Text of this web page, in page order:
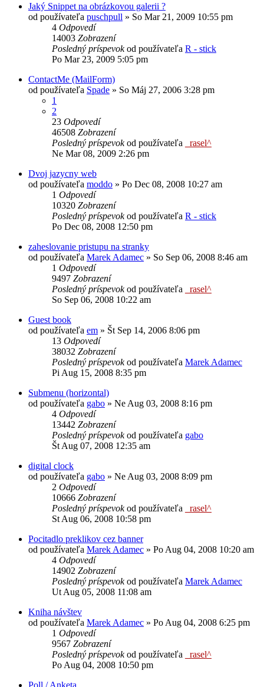
Jaký Snippet na obrázkovou galerii ?
od používateľa puschpull » So Mar 21, 2009 10:55 pm
4 Odpovedí
14003 Zobrazení
Posledný príspevokod používateľa R - stick
Po Mar 23, 2009 5:05 pm
ContactMe (MailForm)
od používateľa Spade » So Máj 27, 2006 3:28 pm
1
2
23 Odpovedí
46508 Zobrazení
Posledný príspevokod používateľa
_rasel^
Ne Mar 08, 2009 2:26 pm
Dvoj jazycny web
od používateľa moddo » Po Dec 08, 2008 10:27 am
1 Odpovedí
10320 Zobrazení
Posledný príspevokod používateľa R - stick
Po Dec 08, 2008 12:50 pm
zaheslovanie pristupu na stranky
od používateľa Marek Adamec » So Sep 06, 2008 8:46 am
1 Odpovedí
9497 Zobrazení
Posledný príspevokod používateľa
_rasel^
So Sep 06, 2008 10:22 am
Guest book
od používateľa em » Št Sep 14, 2006 8:06 pm
13 Odpovedí
38032 Zobrazení
Posledný príspevokod používateľa Marek Adamec
Pi Aug 15, 2008 8:35 pm
Submenu (horizontal)
od používateľa gabo » Ne Aug 03, 2008 8:16 pm
4 Odpovedí
13442 Zobrazení
Posledný príspevokod používateľa gabo
Št Aug 07, 2008 12:35 am
digital clock
od používateľa gabo » Ne Aug 03, 2008 8:09 pm
2 Odpovedí
10666 Zobrazení
Posledný príspevokod používateľa
_rasel^
St Aug 06, 2008 10:58 pm
Pocitadlo preklikov cez banner
od používateľa Marek Adamec » Po Aug 04, 2008 10:20 am
4 Odpovedí
14902 Zobrazení
Posledný príspevokod používateľa Marek Adamec
Ut Aug 05, 2008 11:08 am
Kniha návštev
od používateľa Marek Adamec » Po Aug 04, 2008 6:25 pm
1 Odpovedí
9567 Zobrazení
Posledný príspevokod používateľa
_rasel^
Po Aug 04, 2008 10:50 pm
Poll / Anketa